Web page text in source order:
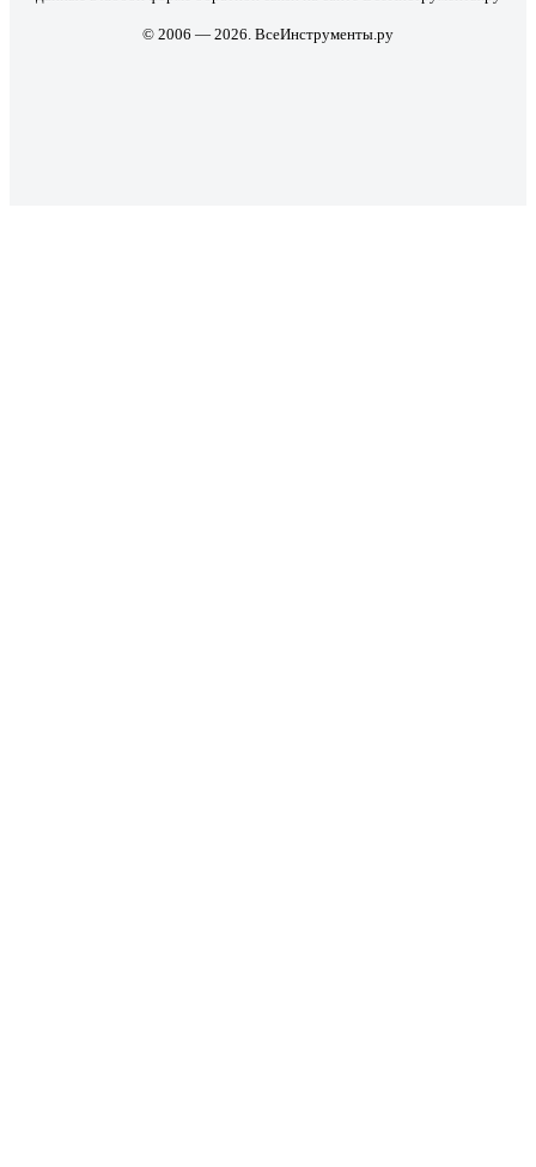
© 2006 — 2026. ВсеИнструменты.ру